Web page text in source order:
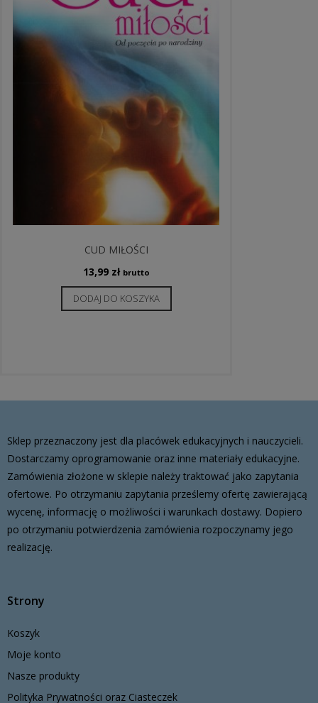
CUD MIŁOŚCI
13,99 zł brutto
DODAJ DO KOSZYKA
Sklep przeznaczony jest dla placówek edukacyjnych i nauczycieli.
Dostarczamy oprogramowanie oraz inne materiały edukacyjne.
Zamówienia złożone w sklepie należy traktować jako zapytania
ofertowe. Po otrzymaniu zapytania prześlemy ofertę zawierającą
wycenę, informację o możliwości i warunkach dostawy. Dopiero
po otrzymaniu potwierdzenia zamówienia rozpoczynamy jego
realizację.
Strony
Koszyk
Moje konto
Nasze produkty
Polityka Prywatności oraz Ciasteczek